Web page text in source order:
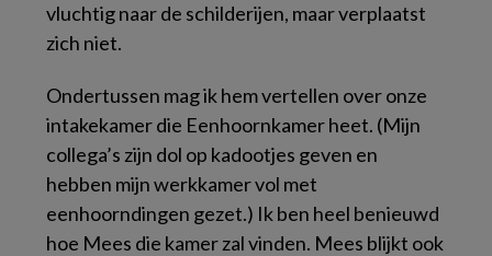
vluchtig naar de schilderijen, maar verplaatst
zich niet.
Ondertussen mag ik hem vertellen over onze
intakekamer die Eenhoornkamer heet. (Mijn
collega’s zijn dol op kadootjes geven en
hebben mijn werkkamer vol met
eenhoorndingen gezet.) Ik ben heel benieuwd
hoe Mees die kamer zal vinden. Mees blijkt ook